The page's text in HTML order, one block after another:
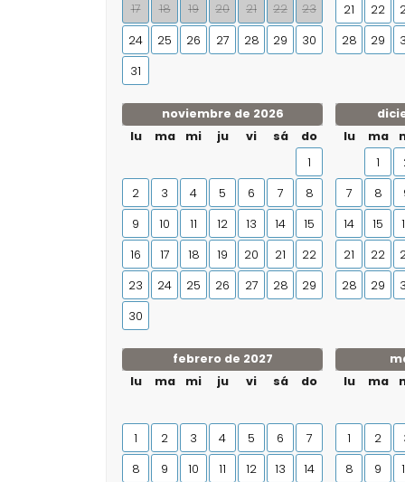
17
18 19 20 21 22 23
24 25 26 27 28 29
30
31
21 22
28
29
noviembre de 2026
lu
ma mi ju vi sá
do
1
2
3 4 5 6 7
8
9
10 11 12 13 14
15
16
17 18 19 20 21
22
23
24 25 26 27 28
29
30
lu
ma
1
7
8
14
15
21
22
28
29
febrero de 2027
lu
ma mi ju vi sá do
1 2 3 4 5 6
7
8
9 10 11 12 13
14
lu
ma
1 2
8
9